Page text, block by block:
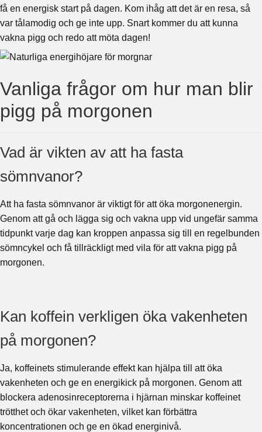
få en energisk start på dagen. Kom ihåg att det är en resa, så
var tålamodig och ge inte upp. Snart kommer du att kunna
vakna pigg och redo att möta dagen!
Vanliga frågor om hur man blir
pigg på morgonen
Vad är vikten av att ha fasta
sömnvanor?
Att ha fasta sömnvanor är viktigt för att öka morgonenergin.
Genom att gå och lägga sig och vakna upp vid ungefär samma
tidpunkt varje dag kan kroppen anpassa sig till en regelbunden
sömncykel och få tillräckligt med vila för att vakna pigg på
morgonen.
Kan koffein verkligen öka vakenheten
på morgonen?
Ja, koffeinets stimulerande effekt kan hjälpa till att öka
vakenheten och ge en energikick på morgonen. Genom att
blockera adenosinreceptorerna i hjärnan minskar koffeinet
trötthet och ökar vakenheten, vilket kan förbättra
koncentrationen och ge en ökad energinivå.